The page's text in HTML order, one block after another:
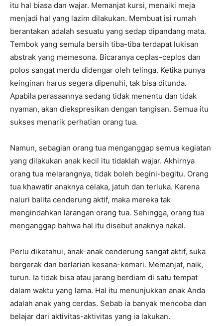
itu hal biasa dan wajar. Memanjat kursi, menaiki meja
menjadi hal yang lazim dilakukan. Membuat isi rumah
berantakan adalah sesuatu yang sedap dipandang mata.
Tembok yang semula bersih tiba-tiba terdapat lukisan
abstrak yang memesona. Bicaranya ceplas-ceplos dan
polos sangat merdu didengar oleh telinga. Ketika punya
keinginan harus segera dipenuhi, tak bisa ditunda.
Apabila perasaannya sedang tidak menentu dan tidak
nyaman, akan diekspresikan dengan tangisan. Semua itu
sukses menarik perhatian orang tua.
Namun, sebagian orang tua menganggap semua kegiatan
yang dilakukan anak kecil itu tidaklah wajar. Akhirnya
orang tua melarangnya, tidak boleh begini-begitu. Orang
tua khawatir anaknya celaka, jatuh dan terluka. Karena
naluri balita cenderung aktif, maka mereka tak
mengindahkan larangan orang tua. Sehingga, orang tua
menganggap bahwa hal itu disebut anaknya nakal.
Perlu diketahui, anak-anak cenderung sangat aktif, suka
bergerak dan berlarian kesana-kemari. Memanjat, naik,
turun. Ia tidak bisa atau jarang berdiam di satu tempat
dalam waktu yang lama. Hal itu menunjukkan anak Anda
adalah anak yang cerdas. Sebab ia banyak mencoba dan
belajar dari aktivitas-aktivitas yang ia lakukan.